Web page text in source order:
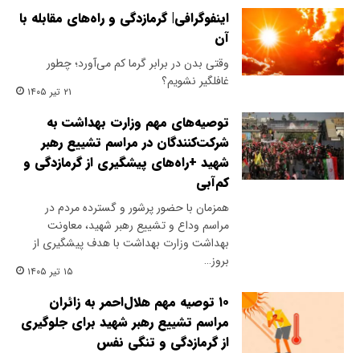
اینفوگرافی| گرمازدگی و راه‌های مقابله با
آن
وقتی بدن در برابر گرما کم می‌آورد؛ چطور
غافلگیر نشویم؟
۲۱ تیر ۱۴۰۵
توصیه‌های مهم وزارت بهداشت به
شرکت‌کنندگان در مراسم تشییع رهبر
شهید +راه‌های پیشگیری از گرمازدگی و
کم‌آبی
همزمان با حضور پرشور و گسترده مردم در
مراسم وداع و تشییع رهبر شهید، معاونت
بهداشت وزارت بهداشت با هدف پیشگیری از
بروز…
۱۵ تیر ۱۴۰۵
۱۰ توصیه مهم هلال‌احمر به زائران
مراسم تشییع رهبر شهید برای جلوگیری
از گرمازدگی و تنگی نفس